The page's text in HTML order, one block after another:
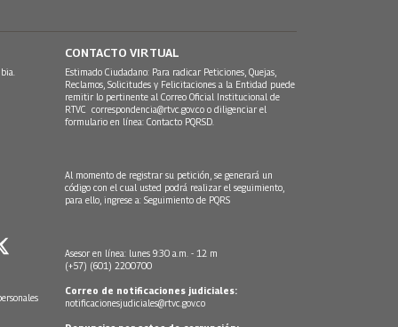
CONTACTO VIRTUAL
Estimado Ciudadano: Para radicar Peticiones, Quejas,
Reclamos, Solicitudes y Felicitaciones a la Entidad puede
remitir lo pertinente al Correo Oficial Institucional de
RTVC correspondencia@rtvc.gov.co o diligenciar el
formulario en línea: Contacto PQRSD.
Al momento de registrar su petición, se generará un
código con el cual usted podrá realizar el seguimiento,
para ello, ingrese a: Seguimiento de PQRS
Asesor en línea: lunes 9:30 a.m. - 12 m
(+57) (601) 2200700
Correo de notificaciones judiciales:
notificacionesjudiciales@rtvc.gov.co